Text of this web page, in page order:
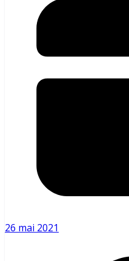
26 mai 2021